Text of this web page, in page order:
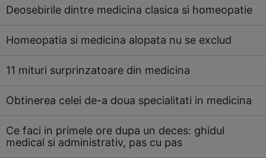
Deosebirile dintre medicina clasica si homeopatie
Homeopatia si medicina alopata nu se exclud
11 mituri surprinzatoare din medicina
Obtinerea celei de-a doua specialitati in medicina
Ce faci in primele ore dupa un deces: ghidul
medical si administrativ, pas cu pas